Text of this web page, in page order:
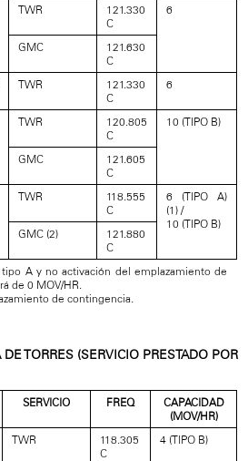
TWR
121.330
C
6
GMC
121.630
C
TWR
121.330
C
6
TWR
120.805
C
10 (TIPO B)
GMC
121.605
C
TWR
118.555
C
6 (TIPO A)
(1) /
10 (TIPO B)
GMC (2)
121.880
C
A y no activación del emplazamiento de
de 0 MOV/HR.
de contingencia.
TORRES (SERVICIO PRESTADO POR
SERVICIO FREQ
CAPACIDAD
(MOV/HR)
TWR
118.305
C
4 (TIPO B)